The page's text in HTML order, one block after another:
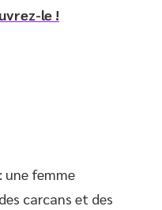
le !
une femme
carcans et des